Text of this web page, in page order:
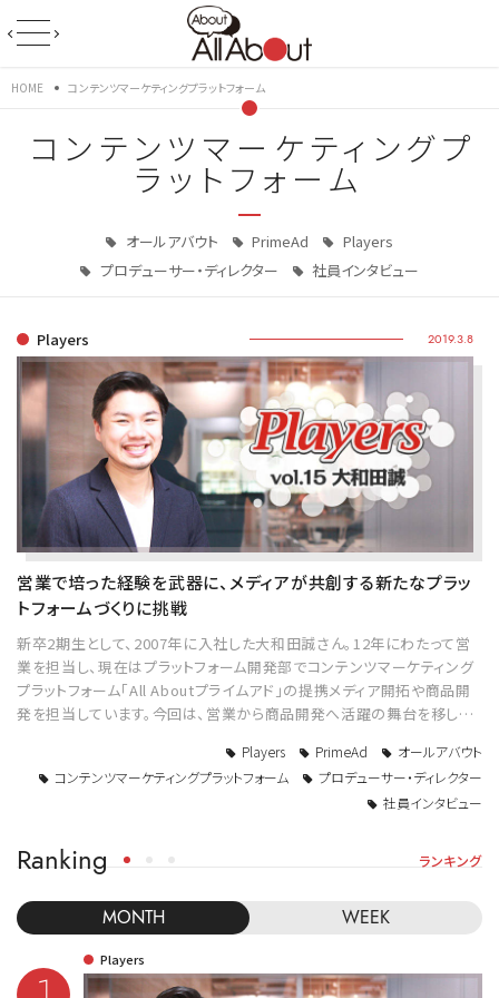
HOME コンテンツマーケティングプラットフォーム
コンテンツマーケティングプ
ラットフォーム
オールアバウト PrimeAd
Players
プロデューサー・ディレクター
社員インタビュー
Players 2019.3.8
営業で培った経験を武器に、メディアが共創する新たなプラッ
トフォームづくりに挑戦
新卒2期生として、2007年に入社した大和田誠さん。12年にわたって営
業を担当し、現在はプラットフォーム開発部でコンテンツマーケティング
プラットフォーム「All Aboutプライムアド」の提携メディア開拓や商品開
発を担当しています。今回は、営業から商品開発へ活躍の舞台を移し…
Players PrimeAd
オールアバウト
コンテンツマーケティングプラットフォーム
プロデューサー・ディレクター
社員インタビュー
Ranking ランキング
MONTH WEEK
Players